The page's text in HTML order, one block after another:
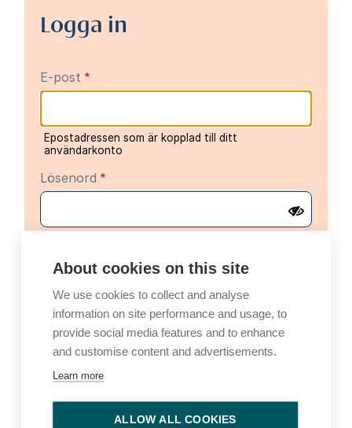
Logga in
E-post
Epostadressen som är kopplad till ditt
användarkonto
Lösenord
Alternativ inloggning
Logga in med en engångskod
E-post
About cookies on this site
We use cookies to collect and analyse
information on site performance and usage, to
provide social media features and to enhance
and customise content and advertisements.
Learn more
ALLOW ALL COOKIES